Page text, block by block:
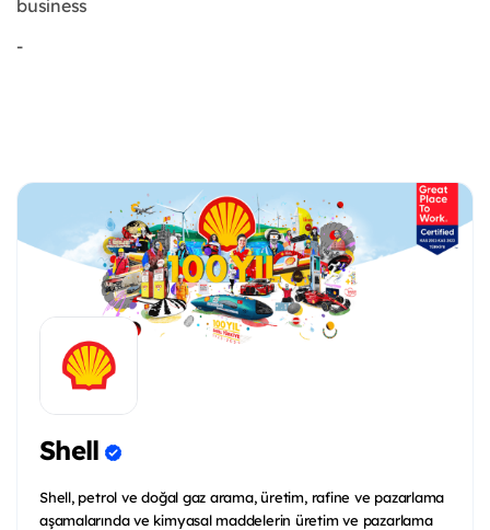
business
-
Shell
Shell, petrol ve doğal gaz arama, üretim, rafine ve pazarlama
aşamalarında ve kimyasal maddelerin üretim ve pazarlama